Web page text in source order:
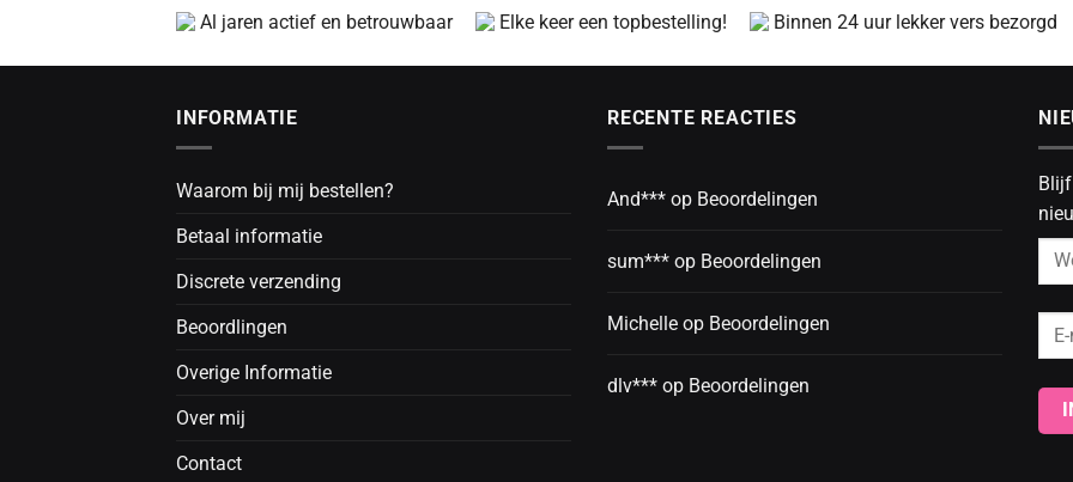
Al jaren actief en betrouwbaar Elke keer een topbestelling! Binnen 24 uur lekker vers bezorgd
INFORMATIE
Waarom bij mij bestellen?
Betaal informatie
Discrete verzending
Beoordlingen
Overige Informatie
Over mij
Contact
RECENTE REACTIES
And*** op Beoordelingen
sum*** op Beoordelingen
Michelle op Beoordelingen
dlv*** op Beoordelingen